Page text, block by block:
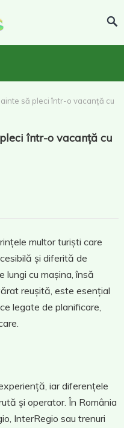
să pleci într-o vacanță cu
într-o vacanță cu
multor turiști care
și diferită de
lungi cu mașina, însă
reușită, este esențial
legate de planificare,
iar diferențele
și operator. În România
InterRegio sau trenuri